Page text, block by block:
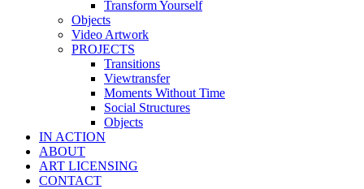
Transform Yourself
Objects
Video Artwork
PROJECTS
Transitions
Viewtransfer
Moments Without Time
Social Structures
Objects
IN ACTION
ABOUT
ART LICENSING
CONTACT